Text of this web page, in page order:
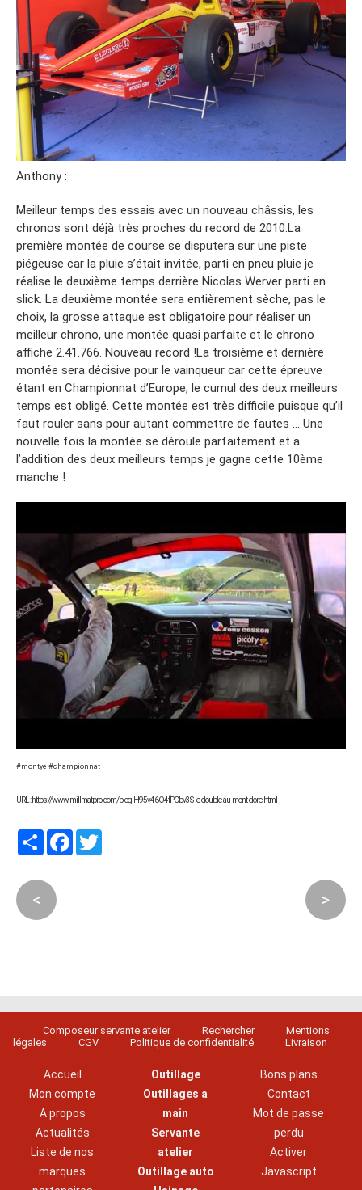
Anthony :
Meilleur temps des essais avec un nouveau châssis, les
chronos sont déjà très proches du record de 2010.La
première montée de course se disputera sur une piste
piégeuse car la pluie s’était invitée, parti en pneu pluie je
réalise le deuxième temps derrière Nicolas Werver parti en
slick. La deuxième montée sera entièrement sèche, pas le
choix, la grosse attaque est obligatoire pour réaliser un
meilleur chrono, une montée quasi parfaite et le chrono
affiche 2.41.766. Nouveau record !La troisième et dernière
montée sera décisive pour le vainqueur car cette épreuve
étant en Championnat d’Europe, le cumul des deux meilleurs
temps est obligé. Cette montée est très difficile puisque qu’il
faut rouler sans pour autant commettre de fautes … Une
nouvelle fois la montée se déroule parfaitement et a
l’addition des deux meilleurs temps je gagne cette 10ème
manche !
#montye #championnat
URL : https://www.millmatpro.com/blog-H95v46O4fPCbv3S-le-double-au-mont-dore.html
PartagerFacebook
< >
Composeur servante atelier Rechercher
Mentions
légales
CGV Politique de confidentialité Livraison
Accueil
Mon compte
A propos
Actualités
Liste de nos
marques
Outillage
Outillages a
main
Servante
atelier
Outillage auto
Bons plans
Contact
Mot de passe
perdu
Activer
Javascript